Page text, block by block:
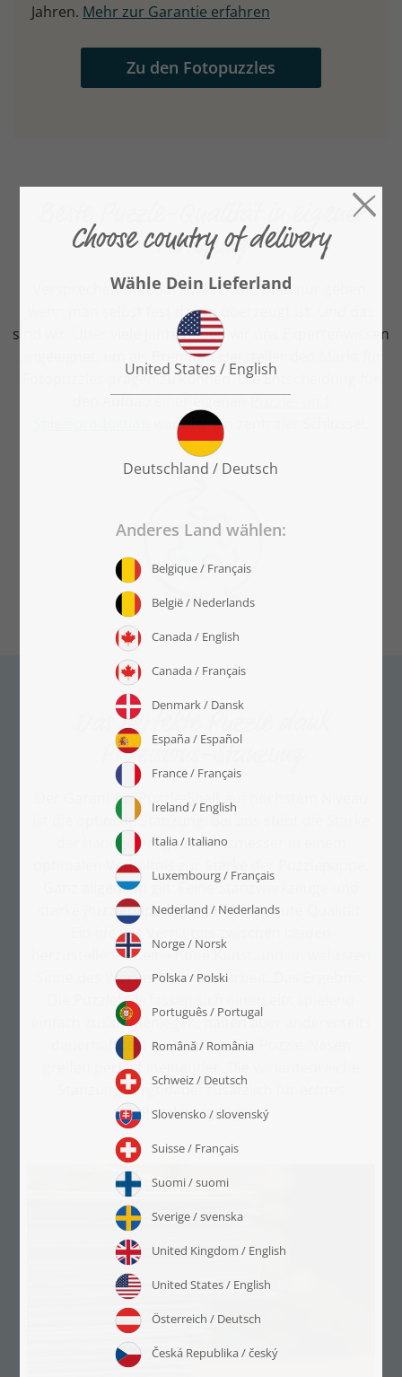
Jahren. Mehr zur Garantie erfahren
Zu den Fotopuzzles
Beste Puzzle-Qualität in eigener
Fertigung
Versprechen und Garantien kann man nur geben,
wenn man selbst fest davon überzeugt ist. Und das
sind wir. Über viele Jahre haben wir uns Expertenwissen
angeeignet, um als Premium-Hersteller den Markt für
Fotopuzzles prägen zu können. Die Entscheidung für
den Aufbau einer eigenenPuzzle- und
war hier ein zentraler Schlüssel.
Das perfekte Puzzle dank
Präzisions-Stanzung
Der Garant für Puzzle-Spaß auf höchstem Niveau
ist die optimale Stanzung. Bei uns steht die Stärke
der handgefertigten Stanzmesser in einem
optimalen Verhältnis zur Stärke der Puzzlepappe.
Ganz allgemein gilt: Feine Stanzwerkzeuge und
starke Puzzlepappe gewährleisten gute Qualität.
Ein ideales Verhältnis zwischen beiden
herzustellen, ist eine hohe Kunst und im wahrsten
Sinne des Wortes Millimeterarbeit. Das Ergebnis:
Die Puzzleteile lassen sich einerseits spielend
einfach zusammenlegen, halten aber andererseits
dauerhaft fest zusammen. Die Puzzle-Nasen
greifen perfekt ineinander. Die variantenreiche
Stanzung sorgt dabei zusätzlich für echtes
Puzzlevergnügen.